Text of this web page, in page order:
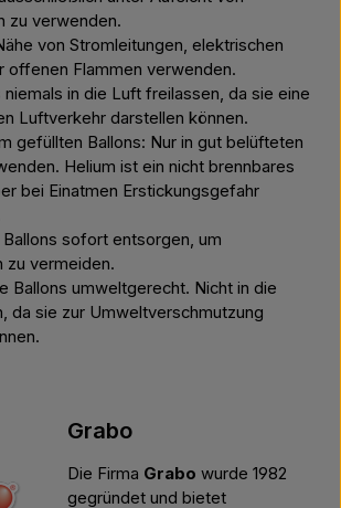
zu verwenden.
von Stromleitungen, elektrischen
offenen Flammen verwenden.
niemals in die Luft freilassen, da sie eine
Luftverkehr darstellen können.
gefüllten Ballons: Nur in gut belüfteten
Helium ist ein nicht brennbares
bei Einatmen Erstickungsgefahr
sofort entsorgen, um
zu vermeiden.
Ballons umweltgerecht. Nicht in die
da sie zur Umweltverschmutzung
Grabo
Die Firma Grabo wurde 1982
gegründet und bietet